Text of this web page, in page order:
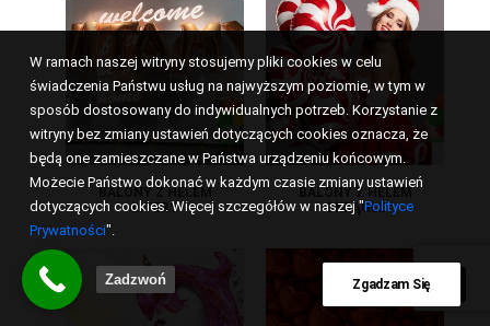
LITERY
BALONY Z HELEM
OKRĄGŁE
W ramach naszej witryny stosujemy pliki cookies w celu
świadczenia Państwu usług na najwyższym poziomie, w tym w
sposób dostosowany do indywidualnych potrzeb. Korzystanie z
witryny bez zmiany ustawień dotyczących cookies oznacza, że
będą one zamieszczane w Państwa urządzeniu końcowym.
Możecie Państwo dokonać w każdym czasie zmiany ustawień
dotyczących cookies. Więcej szczegółów w naszej "Polityce
Prywatności".
Zgadzam Się
Zadzwoń